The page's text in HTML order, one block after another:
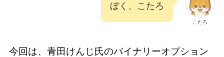
こたろ
ぼく、こたろ
今回は、青田けんじ氏のバイナリーオプション